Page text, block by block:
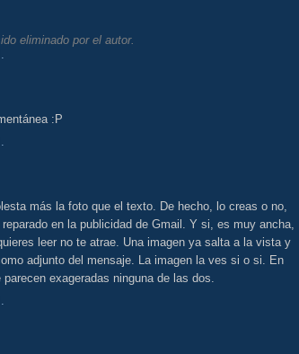
eliminado por el autor.
:P
más la foto que el texto. De hecho, lo creas o no,
en la publicidad de Gmail. Y si, es muy ancha,
leer no te atrae. Una imagen ya salta a la vista y
adjunto del mensaje. La imagen la ves si o si. En
exageradas ninguna de las dos.